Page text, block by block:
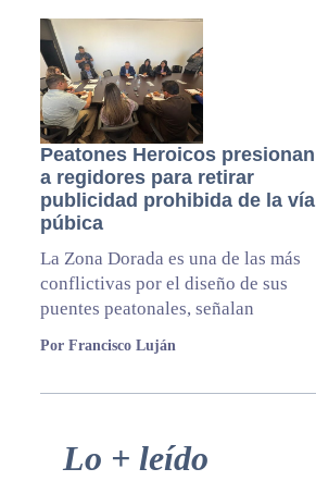
Peatones Heroicos presionan
a regidores para retirar
publicidad prohibida de la vía
púbica
La Zona Dorada es una de las más
conflictivas por el diseño de sus
puentes peatonales, señalan
Por Francisco Luján
Primary
Lo + leído